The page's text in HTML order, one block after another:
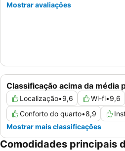
Classificação acima da média
Localização•9,6 Wi-fi•9,6
Conforto do quarto•8,9
Mostrar mais classificações
Mostrar avaliações
Comodidades principais